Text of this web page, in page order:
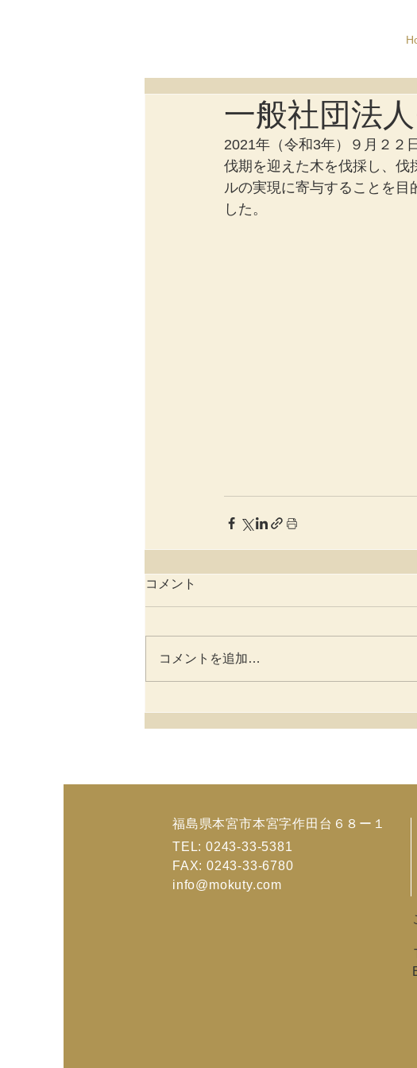
一般社団法
2021年（令和3年）９月２２日
伐期を迎えた木を伐採し、伐
ルの実現に寄与することを目
した。
コメント
コメントを追加…
福島県本宮市本宮字作田台６８ー１
TEL: 0243-33-5381
FAX: 0243-33-6780
info@mokuty.com